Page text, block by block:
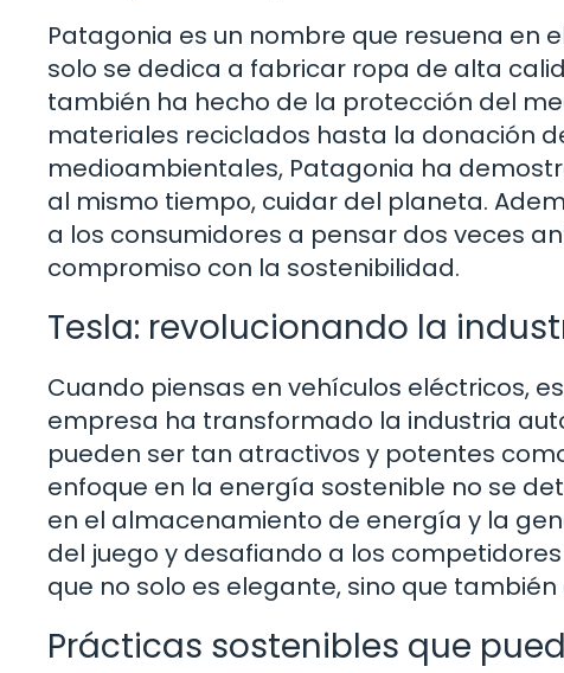
Patagonia es un nombre que resuena en
solo se dedica a fabricar ropa de alta
también ha hecho de la protección del
materiales reciclados hasta la donación
medioambientales, Patagonia ha
al mismo tiempo, cuidar del planeta.
a los consumidores a pensar dos veces
compromiso con la sostenibilidad.
Tesla: revolucionando la
Cuando piensas en vehículos eléctricos,
empresa ha transformado la industria
pueden ser tan atractivos y potentes
enfoque en la energía sostenible no se
en el almacenamiento de energía y la
del juego y desafiando a los
que no solo es elegante, sino que
Prácticas sostenibles que